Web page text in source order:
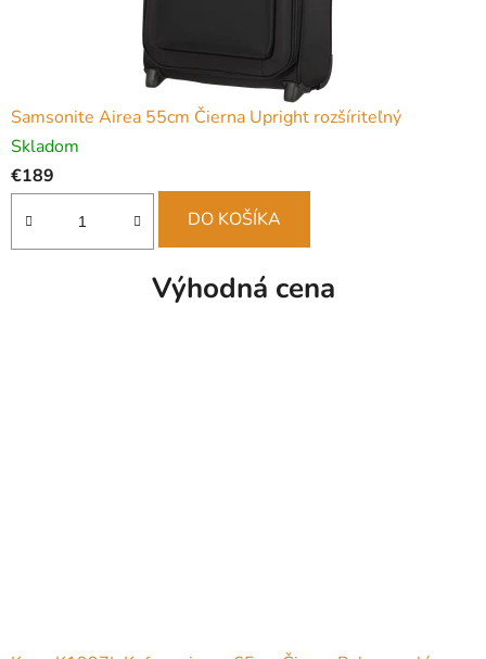
Samsonite Airea 55cm Čierna Upright rozšíriteľný
Skladom
€189
DO KOŠÍKA
Výhodná cena